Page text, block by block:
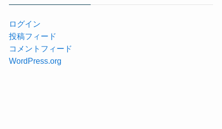
ログイン
投稿フィード
コメントフィード
WordPress.org